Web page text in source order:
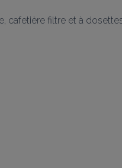
cafetière filtre et à